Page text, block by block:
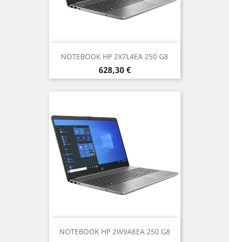
NOTEBOOK HP 2X7L4EA 250 G8
Prezzo
628,30 €
NOTEBOOK HP 2W9A8EA 250 G8